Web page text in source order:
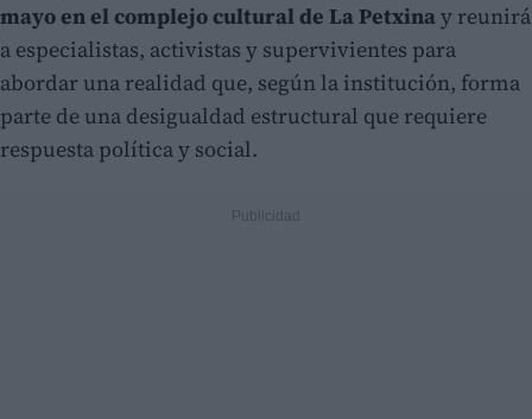
mayo en el complejo cultural de La Petxinay reunirá
a especialistas, activistas y supervivientes para
abordar una realidad que, según la institución, forma
parte de una desigualdad estructural que requiere
respuesta política y social.